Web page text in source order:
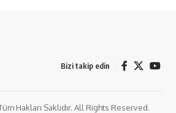
Bizi takip edin
Hakları Saklıdır. All Rights Reserved.